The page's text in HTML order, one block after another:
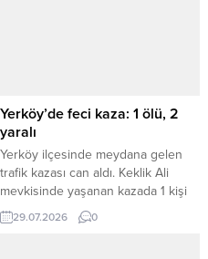
Yerköy’de feci kaza: 1 ölü, 2
yaralı
Yerköy ilçesinde meydana gelen
trafik kazası can aldı. Keklik Ali
mevkisinde yaşanan kazada 1 kişi
olay yerinde hayatını kaybederken,
2 kişi de yaralandı. Edinilen
29.07.2026 0